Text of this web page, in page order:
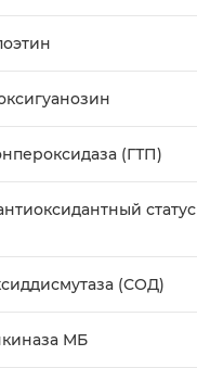
(ГТП)
статус
(СОД)
МБ